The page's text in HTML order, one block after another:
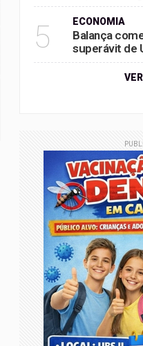
5 ECONOMIA
Balança
superávit de